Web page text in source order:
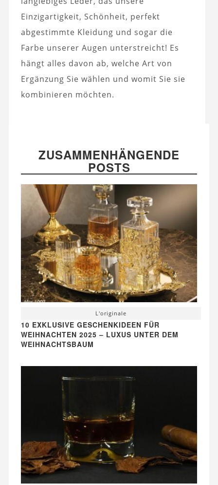
Einzigartigkeit, Schönheit, perfekt
abgestimmte Kleidung und sogar die
Farbe unserer Augen unterstreicht! Es
hängt alles davon ab, welche Art von
Ergänzung Sie wählen und womit Sie sie
kombinieren möchten.
ZUSAMMENHÄNGENDE
POSTS
L'originale
10 EXKLUSIVE GESCHENKIDEEN FÜR
WEIHNACHTEN 2025 – LUXUS UNTER DEM
WEIHNACHTSBAUM